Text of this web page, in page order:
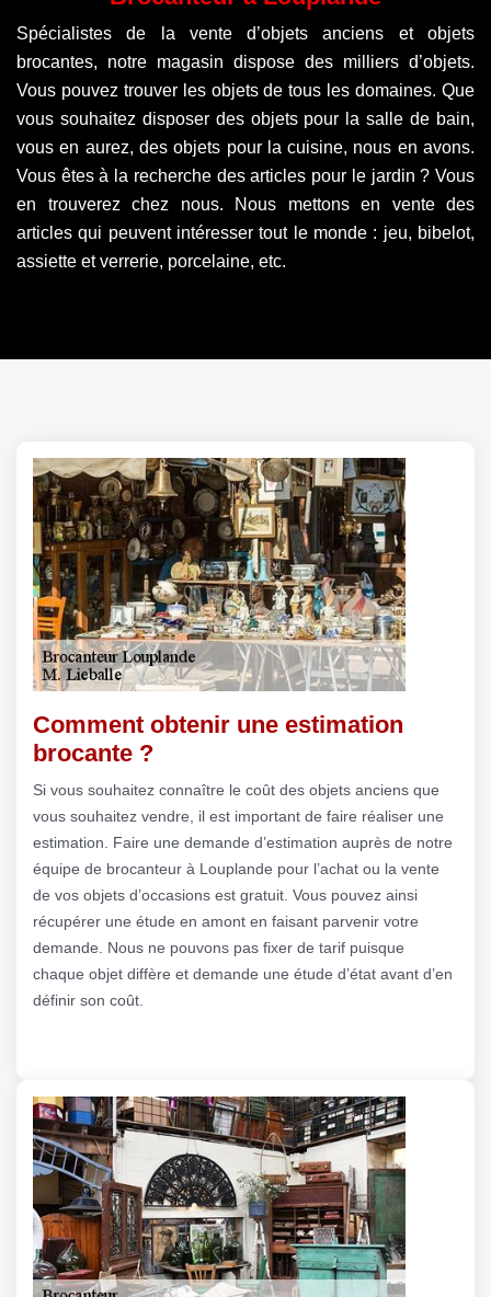
Spécialistes de la vente d’objets anciens et objets
brocantes, notre magasin dispose des milliers d’objets.
Vous pouvez trouver les objets de tous les domaines. Que
vous souhaitez disposer des objets pour la salle de bain,
vous en aurez, des objets pour la cuisine, nous en avons.
Vous êtes à la recherche des articles pour le jardin ? Vous
en trouverez chez nous. Nous mettons en vente des
articles qui peuvent intéresser tout le monde : jeu, bibelot,
assiette et verrerie, porcelaine, etc.
Comment obtenir une estimation
brocante ?
Si vous souhaitez connaître le coût des objets anciens que
vous souhaitez vendre, il est important de faire réaliser une
estimation. Faire une demande d’estimation auprès de notre
équipe de brocanteur à Louplande pour l’achat ou la vente
de vos objets d’occasions est gratuit. Vous pouvez ainsi
récupérer une étude en amont en faisant parvenir votre
demande. Nous ne pouvons pas fixer de tarif puisque
chaque objet diffère et demande une étude d’état avant d’en
définir son coût.